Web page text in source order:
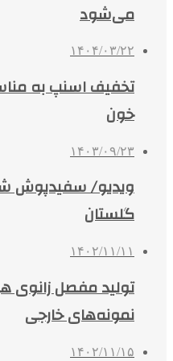
می‌شود
۱۴۰۴/۰۳/۲۲
تخفیف اسنپ به
خون
۱۴۰۳/۰۹/۲۳
ویدیو/ سفیدپوش
گلستان
۱۴۰۲/۱۱/۱۱
تولید مفصل زانوی
نمونه‌های خارجی
۱۴۰۲/۱۱/۱۵